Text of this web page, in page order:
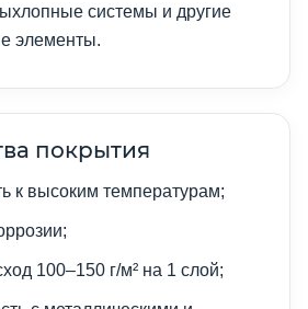
системы и другие
элементы.
покрытия
к высоким температурам;
100–150 г/м² на 1 слой;